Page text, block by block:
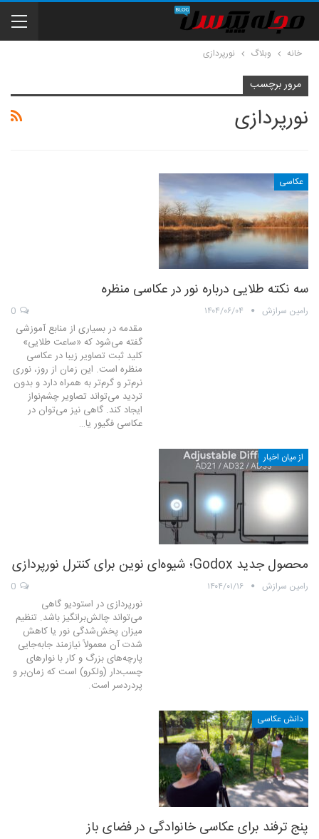
خانه وبلاگ نورپردازی
مرور برچسب
نورپردازی
عکاسی
سه نکته طلایی درباره‌ نور در عکاسی منظره
رامین سرازش ۱۴۰۴/۰۶/۰۴
مقدمه در بسیاری از منابع آموزشی
گفته می‌شود که «ساعت طلایی»
کلید ثبت تصاویر زیبا در عکاسی
منظره است. این زمان از روز، نوری
نرم‌تر و گرم‌تر به همراه دارد و بدون
تردید می‌تواند تصاویر چشم‌نواز
ایجاد کند. گاهی نیز می‌توان در
عکاسی فگیور یا…
از میان اخبار
محصول جدید Godox؛ شیوه‌ای نوین برای کنترل نورپردازی
رامین سرازش ۱۴۰۴/۰۱/۱۶
نورپردازی در استودیو گاهی
می‌تواند چالش‌برانگیز باشد. تنظیم
میزان پخش‌شدگی نور یا کاهش
شدت آن معمولاً نیازمند جابه‌جایی
پارچه‌های بزرگ و کار با نوارهای
چسب‌دار (ولکرو) است که زمان‌بر و
پردردسر است.
دانش عکاسی
پنج ترفند برای عکاسی خانوادگی در فضای باز